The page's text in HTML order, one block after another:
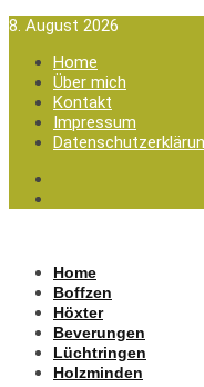
8. August 2026
Home
Über mich
Kontakt
Impressum
Home
Boffzen
Höxter
Beverungen
Lüchtringen
Holzminden